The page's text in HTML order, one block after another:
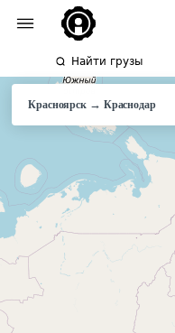
Найти грузы
Красноярск → Краснодар